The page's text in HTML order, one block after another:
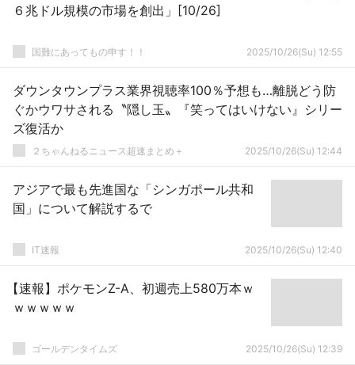
６兆ドル規模の市場を創出」[10/26]
国難にあってもの申す！！ 2025/10/26(Su) 12:55
ダウンタウンプラス業界視聴率100％予想も…離脱どう防
ぐかウワサされる〝隠し玉〟『笑ってはいけない』シリー
ズ復活か
２ちゃんねるニュース超速まとめ＋ 2025/10/26(Su) 12:44
アジアで最も先進国な「シンガポール共和
国」について解説するで
IT速報 2025/10/26(Su) 12:40
【速報】ポケモンZ-A、初週売上580万本ｗ
ｗｗｗｗｗ
ゴールデンタイムズ 2025/10/26(Su) 12:39